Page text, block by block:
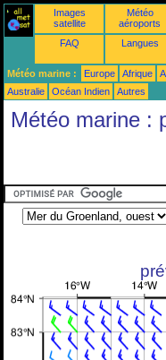
Images
satellite
Météo
aéroports
FAQ Langues
Météo marine : Europe Afrique
Australie
Océan Indien Autres
Météo marine :